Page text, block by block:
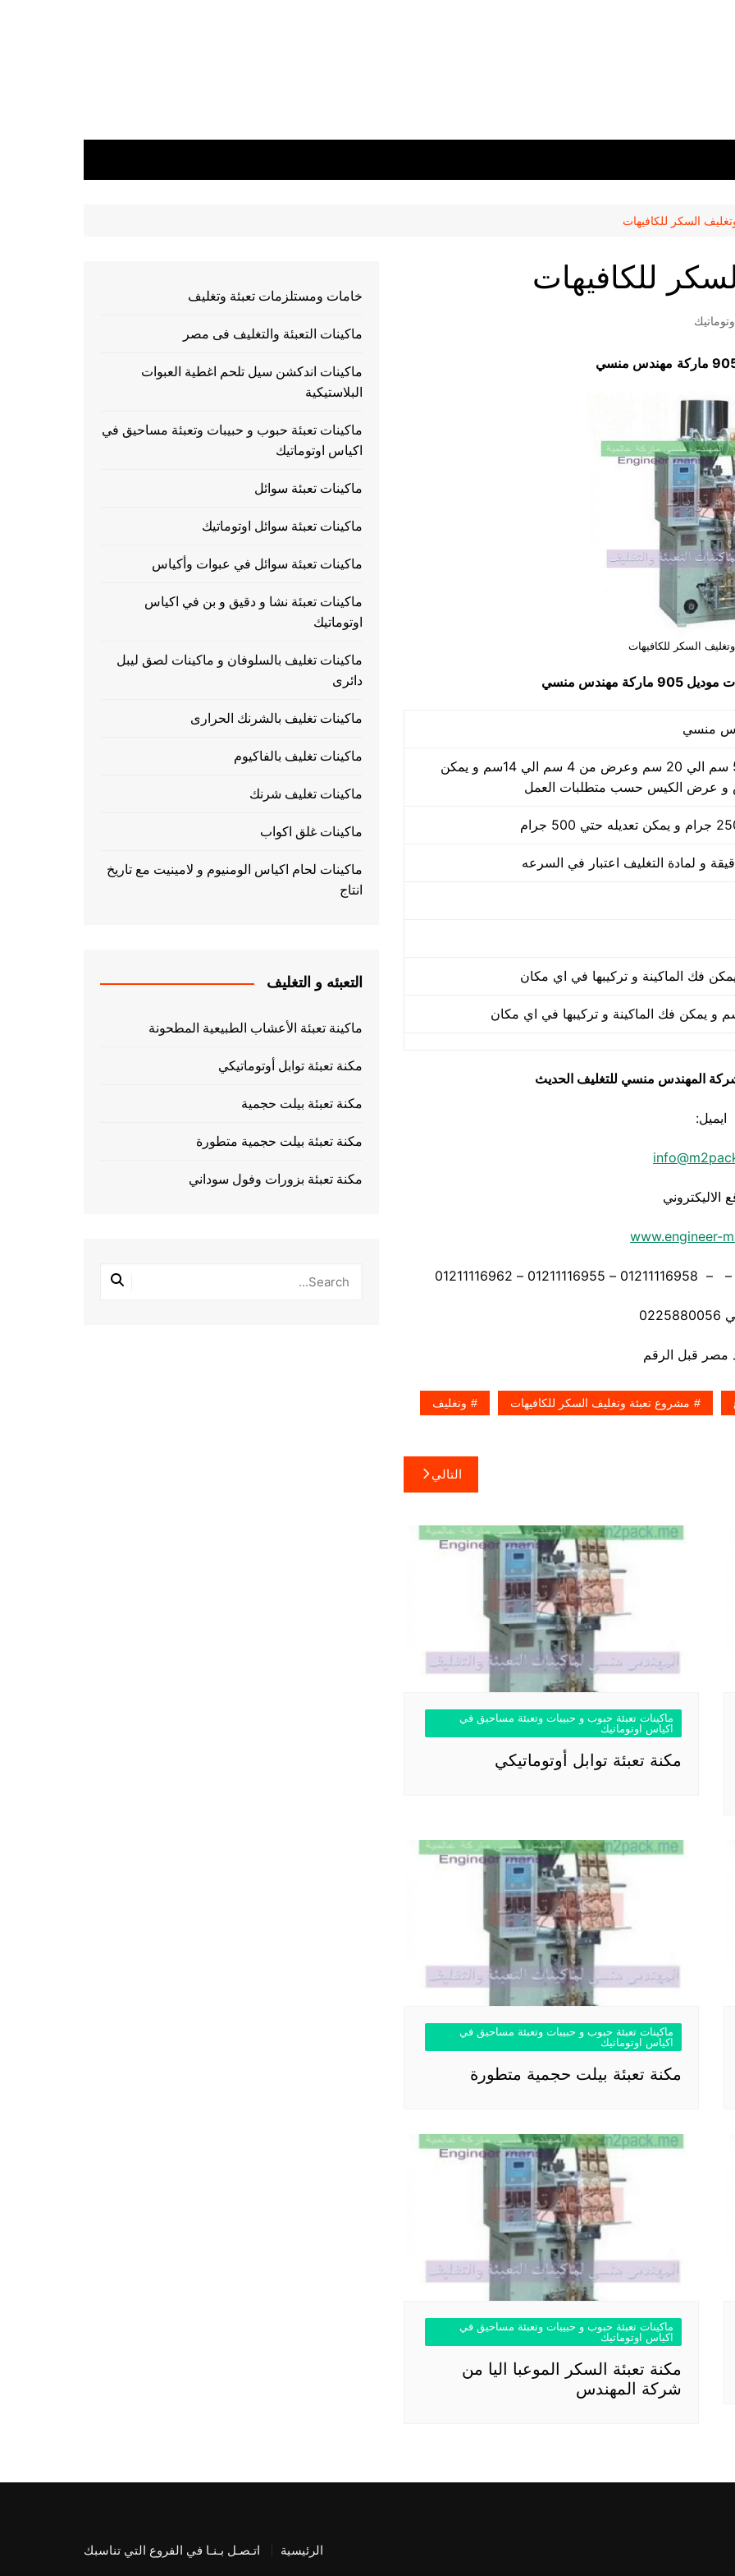
السكر للكافيهات
للكافيهات
مهندس منسي
السكر للكافيهات
موديل 905 ماركة مهندس منسي
طول الكيس من 5 سم الي 20 سم وعرض من 4 سم الي 14سم و يمكن
و عرض الكيس حسب متطلبات العمل
شركة المهندس منسي للتغليف الحديث
ايميل:
الاليكتروني
www.engineer-
مشروع تعبئة وتغليف السكر للكافيهات وتغليف
التالي
ماكينات تعبئة حبوب و حبيبات وتعبئة مساحيق في
اكياس اوتوماتيك
مكنة تعبئة توابل أوتوماتيكي
ماكينات تعبئة حبوب و حبيبات وتعبئة مساحيق في
اكياس اوتوماتيك
مكنة تعبئة بيلت حجمية متطورة
ماكينات تعبئة حبوب و حبيبات وتعبئة مساحيق في
اكياس اوتوماتيك
مكنة تعبئة السكر الموعبا اليا من
شركة المهندس
خامات ومستلزمات تعبئة وتغليف
ماكينات التعبئة والتغليف فى مصر
ماكينات اندكشن سيل تلحم اغطية العبوات
البلاستيكية
ماكينات تعبئة حبوب و حبيبات وتعبئة مساحيق في
اكياس اوتوماتيك
ماكينات تعبئة سوائل
ماكينات تعبئة سوائل اوتوماتيك
ماكينات تعبئة سوائل في عبوات وأكياس
ماكينات تعبئة نشا و دقيق و بن في اكياس
اوتوماتيك
ماكينات تغليف بالسلوفان و ماكينات لصق ليبل
دائرى
ماكينات تغليف بالشرنك الحرارى
ماكينات تغليف بالفاكيوم
ماكينات تغليف شرنك
ماكينات غلق اكواب
ماكينات لحام اكياس الومنيوم و لامينيت مع تاريخ
انتاج
التعبئه و التغليف
ماكينة تعبئة الأعشاب الطبيعية المطحونة
مكنة تعبئة توابل أوتوماتيكي
مكنة تعبئة بيلت حجمية
مكنة تعبئة بيلت حجمية متطورة
مكنة تعبئة بزورات وفول سوداني
الرئيسية اتـصـل بـنـا في الفروع التي تناسبك